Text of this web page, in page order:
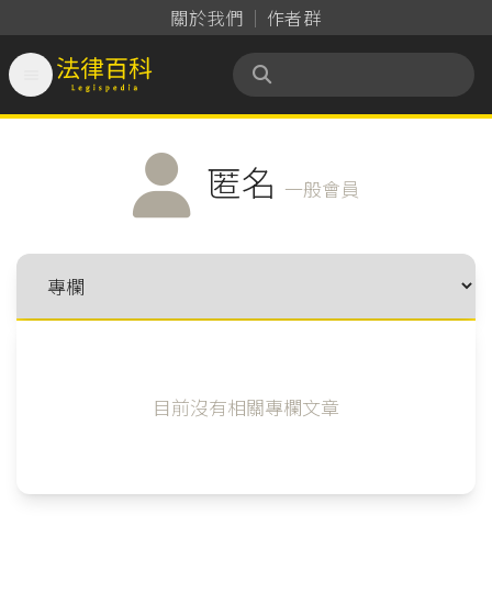
關於我們 作者群
法律百科 Legispedia
匿名 一般會員
目前沒有相關專欄文章